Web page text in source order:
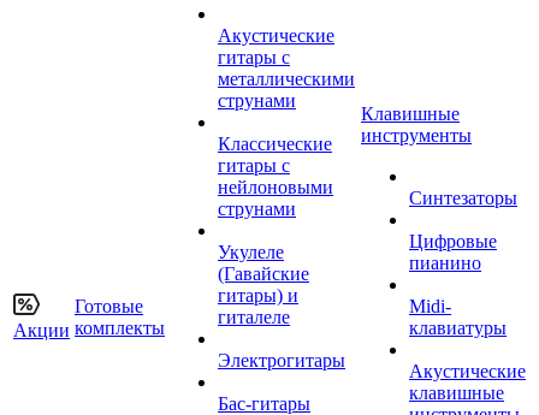
Акции
Готовые
комплекты
Акустические
гитары с
металлическими
струнами
Классические
гитары с
нейлоновыми
струнами
Укулеле
(Гавайские
гитары) и
гиталеле
Электрогитары
Бас-гитары
Клавишные
инструменты
Синтезаторы
Цифровые
пианино
Midi-
клавиатуры
Акустические
клавишные